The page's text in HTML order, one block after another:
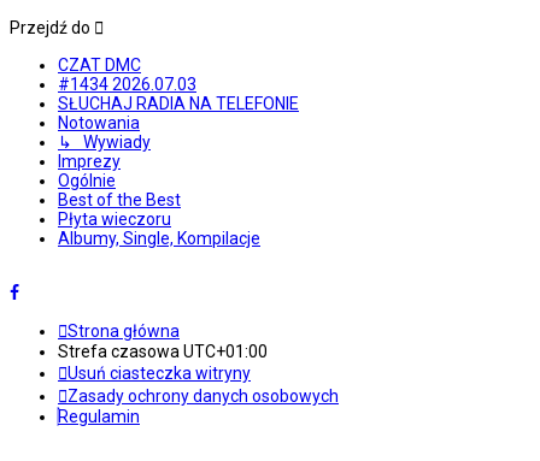
Przejdź do
CZAT DMC
#1434 2026.07.03
SŁUCHAJ RADIA NA TELEFONIE
Notowania
↳ Wywiady
Imprezy
Ogólnie
Best of the Best
Płyta wieczoru
Albumy, Single, Kompilacje
Strona główna
Strefa czasowa UTC+01:00
Usuń ciasteczka witryny
Zasady ochrony danych osobowych
Regulamin